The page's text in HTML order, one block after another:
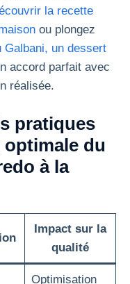
la recette
ou plongez
Galbani, un dessert
accord parfait avec
réalisée.
pratiques
du
à la
Impact sur la
qualité
Optimisation